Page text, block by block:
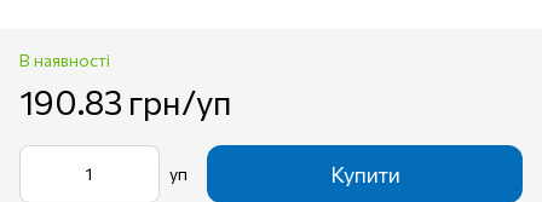
В наявності
190.83 грн/уп
уп Купити